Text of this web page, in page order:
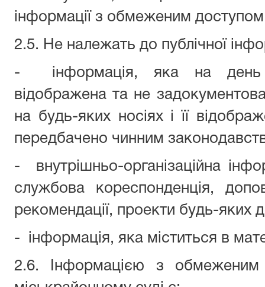
інформації з обмеженим
2.5. Не належать до публічної
-
інформація, яка на
відображена та не
на будь-яких носіях і її
передбачено чинним
-
внутрішньо-організаційна
службова кореспонденція,
рекомендації, проекти будь-яких
-
інформація, яка міститься в
2.6. Інформацією з